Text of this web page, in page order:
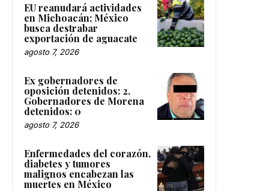
EU reanudará actividades
en Michoacán; México
busca destrabar
exportación de aguacate
agosto 7, 2026
Ex gobernadores de
oposición detenidos: 2.
Gobernadores de Morena
detenidos: 0
agosto 7, 2026
Enfermedades del corazón,
diabetes y tumores
malignos encabezan las
muertes en México